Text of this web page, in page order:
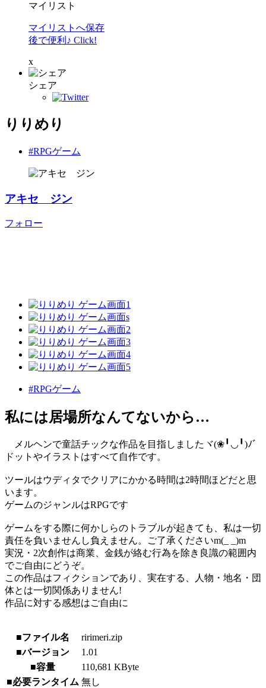
マイリスト
マイリストへ保存
後で便利♪ Click!
x
シェア
りりめり
#RPGゲーム
アキセ ジン
フォロー
#RPGゲーム
私には居場所なんてないから…
メルヘンで童話チックな作品を目指しましたヾ(❀╹◡╹)ﾉﾞ
ドットやイラストはすべて自作です。
ツールはウディタでクリアにかかる時間は2時間ほどだと思
います。
ゲームのジャンルはRPGです
ゲームをする際に何かしらのトラブルが起きても、私は一切
責任を負いませんし負えません。ご了承くださいm(_ _)m
実況・2次創作は商業、金銭が絡む行為を除き良識の範囲内
でご自由にどうぞ。
この作品はフィクションであり、実在する、人物・地名・団
体とは一切関係ありません!
作品に対する感想はご自由に
■ファイル名
ririmeri.zip
■バージョン
1.01
■容量
110,681 KByte
■必要ランタイム 無し